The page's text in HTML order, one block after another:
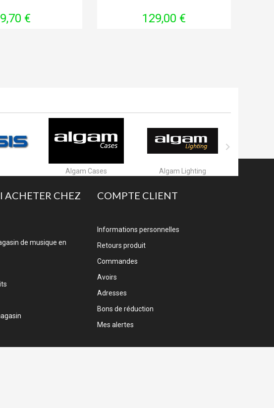
Prix
9,70 € Prix
129,00 €
Algam Cases Algam Lighting

ACHETER CHEZ
de musique en
COMPTE CLIENT
Informations personnelles
Retours produit
Commandes
Avoirs
Adresses
Bons de réduction
Mes alertes